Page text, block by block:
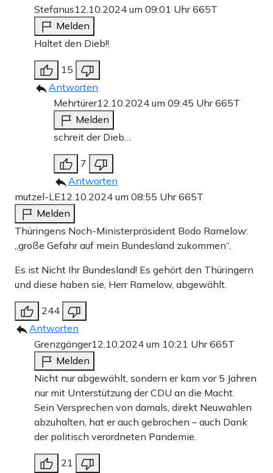
Stefanus12.10.2024 um 09:01 Uhr665T
Melden
Haltet den Dieb!!
15
Antworten
Mehrtürer12.10.2024 um 09:45 Uhr665T
Melden
schreit der Dieb…
7
Antworten
mutzel-LE12.10.2024 um 08:55 Uhr665T
Melden
Thüringens Noch-Ministerpräsident Bodo Ramelow:
„große Gefahr auf mein Bundesland zukommen“.
Es ist Nicht Ihr Bundesland! Es gehört den Thüringern
und diese haben sie, Herr Ramelow, abgewählt.
244
Antworten
Grenzgänger12.10.2024 um 10:21 Uhr665T
Melden
Nicht nur abgewählt, sondern er kam vor 5 Jahren
nur mit Unterstützung der CDU an die Macht.
Sein Versprechen von damals, direkt Neuwahlen
abzuhalten, hat er auch gebrochen – auch Dank
der politisch verordneten Pandemie.
21